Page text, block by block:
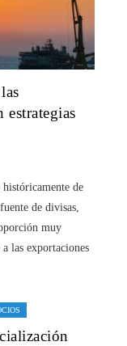
estrategias
de
de divisas,
muy
las exportaciones